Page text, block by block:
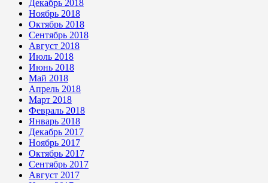
Декабрь 2018
Ноябрь 2018
Октябрь 2018
Сентябрь 2018
Август 2018
Июль 2018
Июнь 2018
Май 2018
Апрель 2018
Март 2018
Февраль 2018
Январь 2018
Декабрь 2017
Ноябрь 2017
Октябрь 2017
Сентябрь 2017
Август 2017